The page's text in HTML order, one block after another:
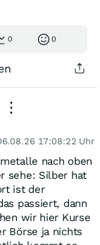
0 0
17:08:22 Uhr
nach oben
sehe: Silber hat
ist der
passiert, dann
wir hier Kurse
Börse ja nichts